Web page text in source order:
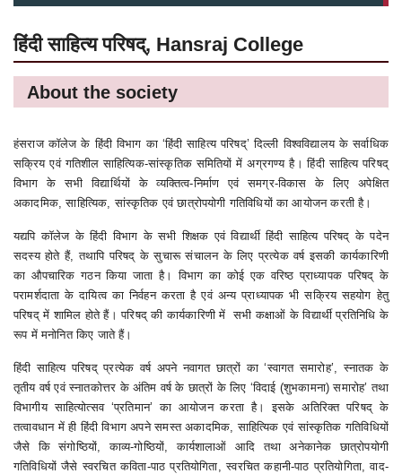
हिंदी साहित्य परिषद्, Hansraj College
About the society
हंसराज कॉलेज के हिंदी विभाग का ‘हिंदी साहित्य परिषद्’ दिल्ली विश्वविद्यालय के सर्वाधिक
सक्रिय एवं गतिशील साहित्यिक-सांस्कृतिक समितियों में अग्रगण्य है। हिंदी साहित्य परिषद्
विभाग के सभी विद्यार्थियों के व्यक्तित्व-निर्माण एवं समग्र-विकास के लिए अपेक्षित
अकादमिक, साहित्यिक, सांस्कृतिक एवं छात्रोपयोगी गतिविधियों का आयोजन करती है।
यद्यपि कॉलेज के हिंदी विभाग के सभी शिक्षक एवं विद्यार्थी हिंदी साहित्य परिषद् के पदेन
सदस्य होते हैं, तथापि परिषद् के सुचारू संचालन के लिए प्रत्येक वर्ष इसकी कार्यकारिणी
का औपचारिक गठन किया जाता है। विभाग का कोई एक वरिष्ठ प्राध्यापक परिषद् के
परामर्शदाता के दायित्व का निर्वहन करता है एवं अन्य प्राध्यापक भी सक्रिय सहयोग हेतु
परिषद् में शामिल होते हैं। परिषद् की कार्यकारिणी में सभी कक्षाओं के विद्यार्थी प्रतिनिधि के
रूप में मनोनित किए जाते हैं।
हिंदी साहित्य परिषद् प्रत्येक वर्ष अपने नवागत छात्रों का ‘स्वागत समारोह’, स्नातक के
तृतीय वर्ष एवं स्नातकोत्तर के अंतिम वर्ष के छात्रों के लिए ‘विदाई (शुभकामना) समारोह’ तथा
विभागीय साहित्योत्सव ‘प्रतिमान’ का आयोजन करता है। इसके अतिरिक्त परिषद् के
तत्वावधान में ही हिंदी विभाग अपने समस्त अकादमिक, साहित्यिक एवं सांस्कृतिक गतिविधियों
जैसे कि संगोष्ठियों, काव्य-गोष्ठियों, कार्यशालाओं आदि तथा अनेकानेक छात्रोपयोगी
गतिविधियों जैसे स्वरचित कविता-पाठ प्रतियोगिता, स्वरचित कहानी-पाठ प्रतियोगिता, वाद-